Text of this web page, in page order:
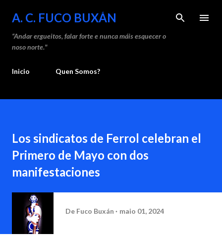
A. C. FUCO BUXÁN
“Andar ergueitos, falar forte e nunca máis esquecer o
noso norte."
Inicio Quen Somos?
Los sindicatos de Ferrol celebran el
Primero de Mayo con dos
manifestaciones
De Fuco Buxán maio 01, 2024